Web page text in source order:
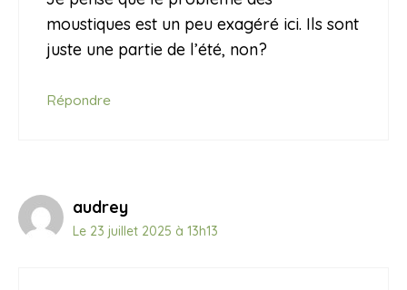
moustiques est un peu exagéré ici. Ils sont
juste une partie de l’été, non?
Répondre
audrey
Le 23 juillet 2025 à 13h13